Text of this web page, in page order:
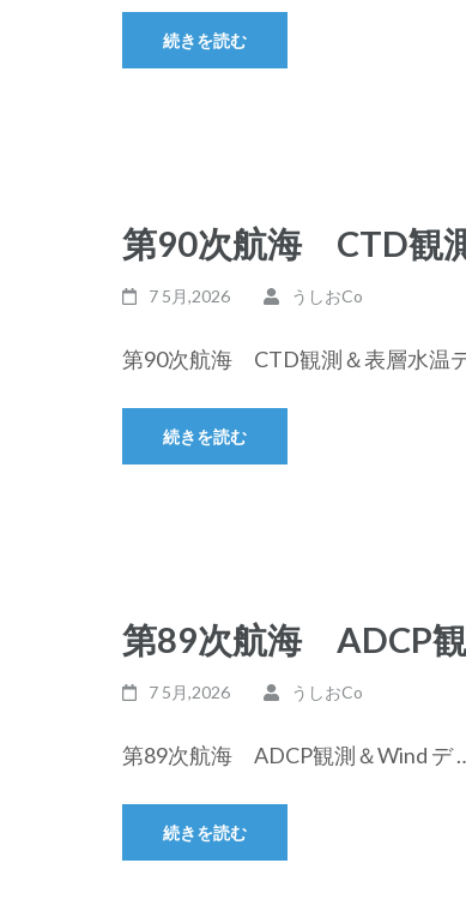
続きを読む
第90次航海 CTD観
7 5月,2026 うしおCo
第90次航海 CTD観測＆表層水温
続きを読む
第89次航海 ADCP
7 5月,2026 うしおCo
第89次航海 ADCP観測＆Wind デ
続きを読む